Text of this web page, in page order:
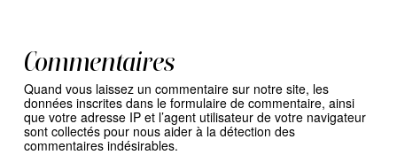
Commentaires
Quand vous laissez un commentaire sur notre site, les
données inscrites dans le formulaire de commentaire, ainsi
que votre adresse IP et l’agent utilisateur de votre navigateur
sont collectés pour nous aider à la détection des
commentaires indésirables.